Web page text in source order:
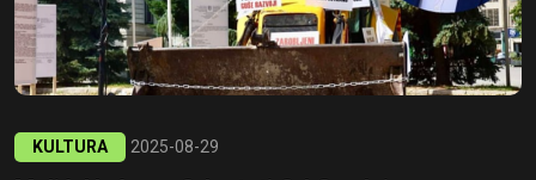
KULTURA 2025-08-29